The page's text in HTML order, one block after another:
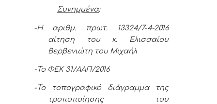
Συνημμένα:
-Η αριθμ. πρωτ. 13324/7-4-2016
αίτηση του κ. Ελισσαίου
Βερβενιώτη του Μιχαήλ
-Το ΦΕΚ 31/ΑΑΠ/2016
-Το τοπογραφικό διάγραμμα της
τροποποίησης του